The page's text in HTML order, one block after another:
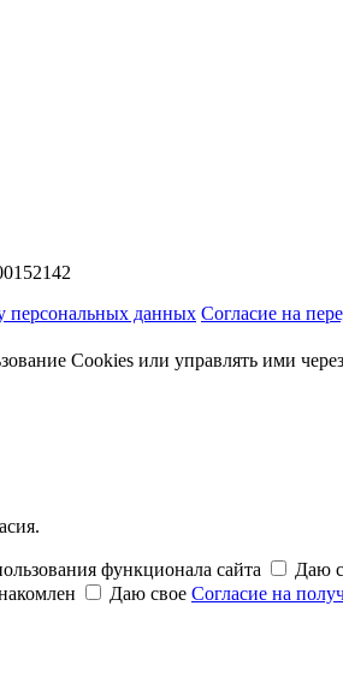
персональных данных Согласие на
Cookies или управлять ими
функционала сайта Даю
Даю свое Согласие на